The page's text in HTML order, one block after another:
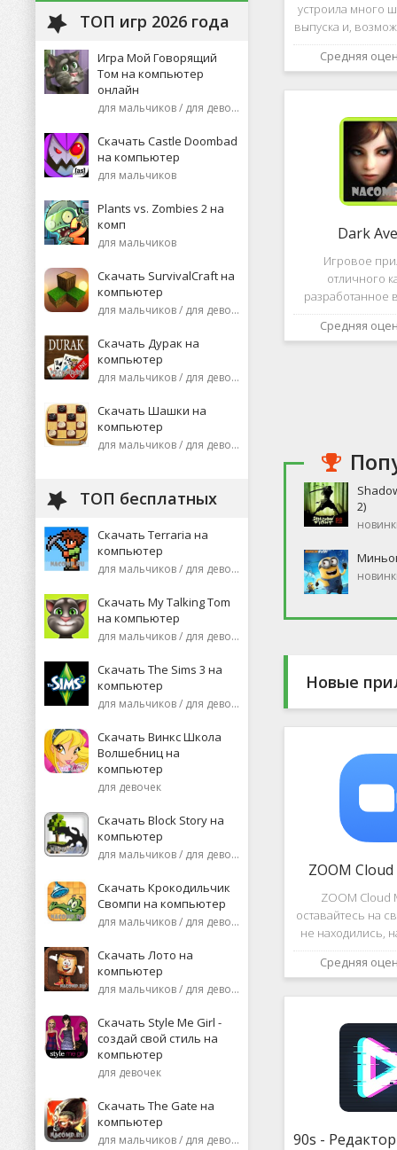
ТОП игр 2026 года
Игра Мой Говорящий
Том на компьютер
онлайн
для мальчиков / для девочек
Скачать Castle Doombad
на компьютер
для мальчиков
Plants vs. Zombies 2 на
комп
для мальчиков
Скачать SurvivalCraft на
компьютер
для мальчиков / для девочек
Скачать Дурак на
компьютер
для мальчиков / для девочек
Скачать Шашки на
компьютер
для мальчиков / для девочек
ТОП бесплатных
Скачать Terraria на
компьютер
для мальчиков / для девочек
Скачать My Talking Tom
на компьютер
для мальчиков / для девочек
Скачать The Sims 3 на
компьютер
для мальчиков / для девочек
Скачать Винкс Школа
Волшебниц на
компьютер
для девочек
Скачать Block Story на
компьютер
для мальчиков / для девочек
Скачать Крокодильчик
Свомпи на компьютер
для мальчиков / для девочек
Скачать Лото на
компьютер
для мальчиков / для девочек
Скачать Style Me Girl -
создай свой стиль на
компьютер
для девочек
Скачать The Gate на
компьютер
для мальчиков / для девочек
устроила много
выпуска и,
такому
необычную
Средняя
Dark
Игровое
отличного
разработанное
это, конечно же,
ней вы сможете
Средняя
2)
Новые
ZOOM
ZOOM Cloud
оставайтесь на
не находились,
или
Средняя